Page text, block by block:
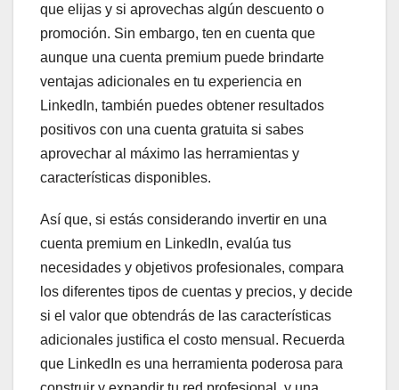
que elijas y si aprovechas algún descuento o
promoción. Sin embargo, ten en cuenta que
aunque una cuenta premium puede brindarte
ventajas adicionales en tu experiencia en
LinkedIn, también puedes obtener resultados
positivos con una cuenta gratuita si sabes
aprovechar al máximo las herramientas y
características disponibles.
Así que, si estás considerando invertir en una
cuenta premium en LinkedIn, evalúa tus
necesidades y objetivos profesionales, compara
los diferentes tipos de cuentas y precios, y decide
si el valor que obtendrás de las características
adicionales justifica el costo mensual. Recuerda
que LinkedIn es una herramienta poderosa para